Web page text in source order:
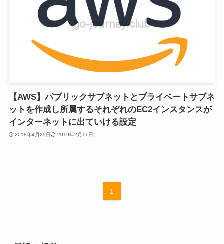
【AWS】パブリックサブネットとプライベートサブネ
ットを作成し所属するそれぞれのEC2インスタンスが
インターネットに出ていける設定
2018年4月29日 2019年2月11日
1